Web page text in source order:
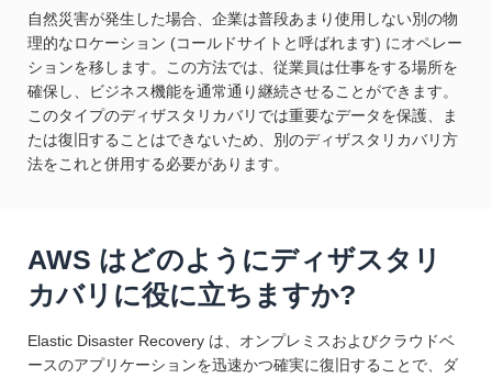
自然災害が発生した場合、企業は普段あまり使用しない別の物
理的なロケーション (コールドサイトと呼ばれます) にオペレー
ションを移します。この方法では、従業員は仕事をする場所を
確保し、ビジネス機能を通常通り継続させることができます。
このタイプのディザスタリカバリでは重要なデータを保護、ま
たは復旧することはできないため、別のディザスタリカバリ方
法をこれと併用する必要があります。
AWS はどのようにディザスタリ
カバリに役に立ちますか?
Elastic Disaster Recovery は、オンプレミスおよびクラウドベ
ースのアプリケーションを迅速かつ確実に復旧することで、ダ